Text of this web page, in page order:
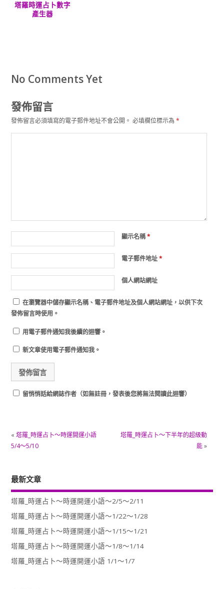
塔羅時運占卜數字
產生器
No Comments Yet
發佈留言
發佈留言必須填寫的電子郵件地址不會公開。 必填欄位標示為*
顯示名稱*
電子郵件地址*
個人網站網址
在瀏覽器中儲存顯示名稱、電子郵件地址及個人網站網址，以供下次
發佈留言時使用。
用電子郵件通知我後續的迴響。
新文章使用電子郵件通知我。
留悄悄話給網誌作者（如無註冊，發表後您將無法閱讀此迴響）
« 塔羅_時運占卜～時運開運小語
5/4～5/10
塔羅_時運占卜～下半年的超級動
能»
最新文章
塔羅_時運占卜～時運開運小語～2/5～2/11
塔羅_時運占卜～時運開運小語～1/22～1/28
塔羅_時運占卜～時運開運小語～1/15～1/21
塔羅_時運占卜～時運開運小語～1/8～1/14
塔羅_時運占卜～時運開運小語 1/1～1/7